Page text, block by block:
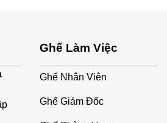
Ghế Làm Việc
Ghế Nhân Viên
Ghế Giám Đốc